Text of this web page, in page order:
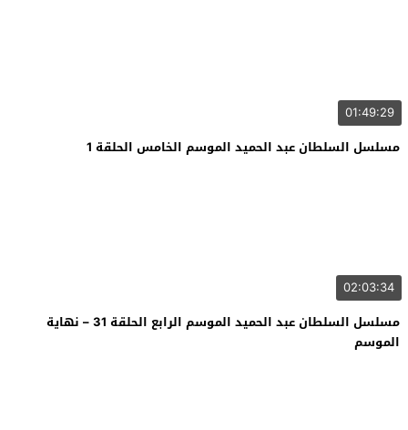
01:49:29
مسلسل السلطان عبد الحميد الموسم الخامس الحلقة 1
02:03:34
مسلسل السلطان عبد الحميد الموسم الرابع الحلقة 31 – نهاية
الموسم